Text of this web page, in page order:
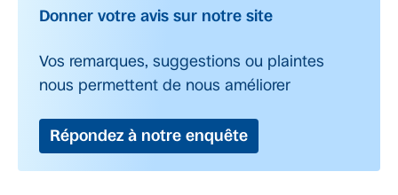
Donner votre avis sur notre site
Vos remarques, suggestions ou plaintes
nous permettent de nous améliorer
Répondez à notre enquête